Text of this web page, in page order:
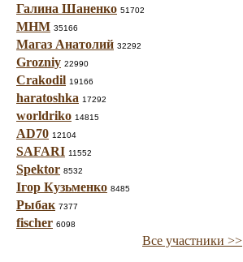
Галина Шаненко 51702
МНМ 35166
Магаз Анатолий 32292
Grozniy 22990
Crakodil 19166
haratoshka 17292
worldriko 14815
AD70 12104
SAFARI 11552
Spektor 8532
Ігор Кузьменко 8485
Рыбак 7377
fischer 6098
Все участники >>